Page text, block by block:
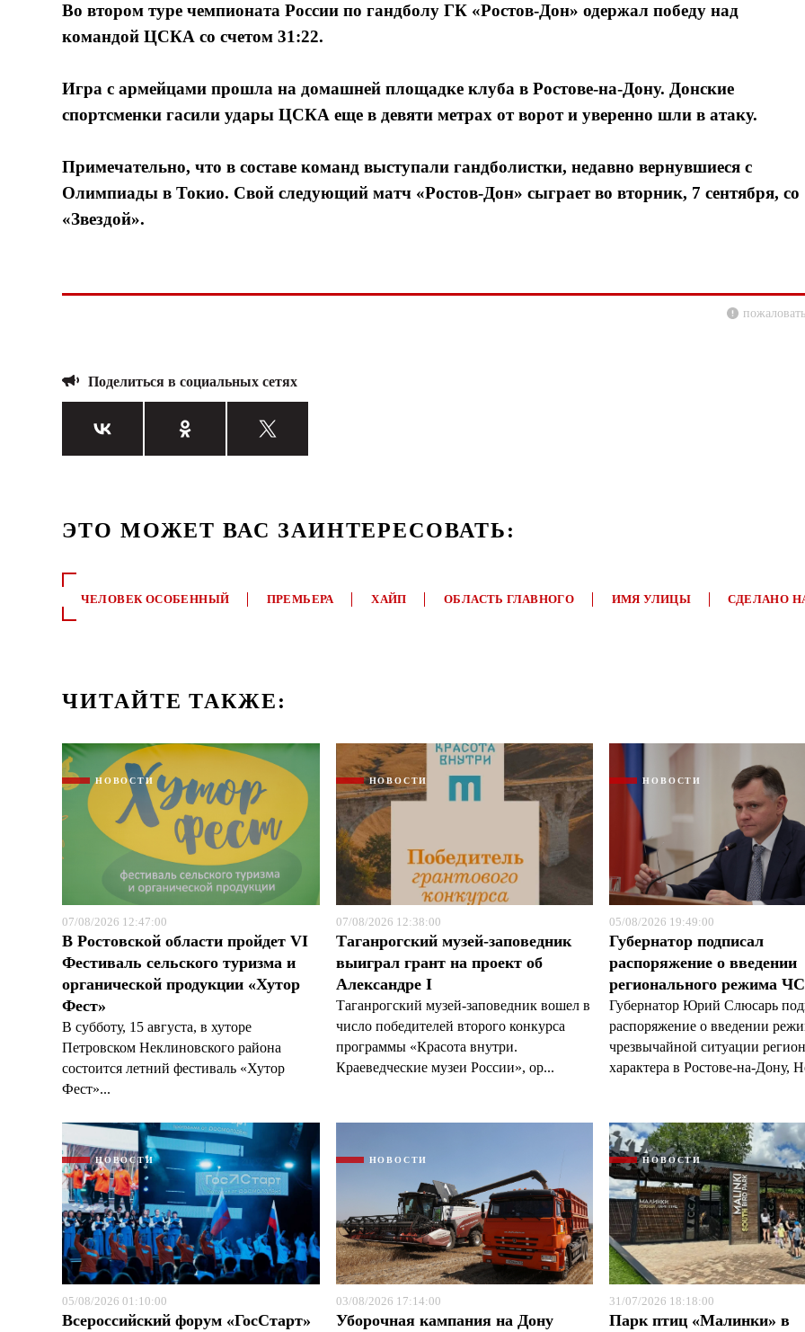
Во втором туре чемпионата России по гандболу ГК «Ростов-Дон» одержал победу над
командой ЦСКА со счетом 31:22.
Игра с армейцами прошла на домашней площадке клуба в Ростове-на-Дону. Донские
спортсменки гасили удары ЦСКА еще в девяти метрах от ворот и уверенно шли в атаку.
Примечательно, что в составе команд выступали гандболистки, недавно вернувшиеся с
Олимпиады в Токио. Свой следующий матч «Ростов-Дон» сыграет во вторник, 7 сентября, со
«Звездой».
Поделиться в социальных сетях
ЭТО МОЖЕТ ВАС ЗАИНТЕРЕСОВАТЬ:
ЧЕЛОВЕК ОСОБЕННЫЙ ПРЕМЬЕРА ХАЙП ОБЛАСТЬ ГЛАВНОГО ИМЯ УЛИЦЫ СДЕЛАНО
ЧИТАЙТЕ ТАКЖЕ:
НОВОСТИ
07/08/2026 12:47:00
В Ростовской области пройдет VI
Фестиваль сельского туризма и
органической продукции «Хутор
Фест»
В субботу, 15 августа, в хуторе
Петровском Неклиновского района
состоится летний фестиваль «Хутор
Фест»...
НОВОСТИ
07/08/2026 12:38:00
Таганрогский музей-заповедник
выиграл грант на проект об
Александре I
Таганрогский музей-заповедник вошел в
число победителей второго конкурса
программы «Красота внутри.
Краеведческие музеи России», ор...
НОВОСТИ
05/08/2026 19:49:00
Губернатор подписал
распоряжение о введении
регионального режима ЧС
Губернатор Юрий Слюсарь
распоряжение о введении
чрезвычайной ситуации
характера в Ростове-на-Дону,
НОВОСТИ
05/08/2026 01:10:00
Всероссийский форум «ГосСтарт»
НОВОСТИ
03/08/2026 17:14:00
Уборочная кампания на Дону
НОВОСТИ
31/07/2026 18:18:00
Парк птиц «Малинки» в
Я согласен с политикой конфиденциальности и защиты информации*
Я согласен с политикой конфиденциальности и защиты информации*